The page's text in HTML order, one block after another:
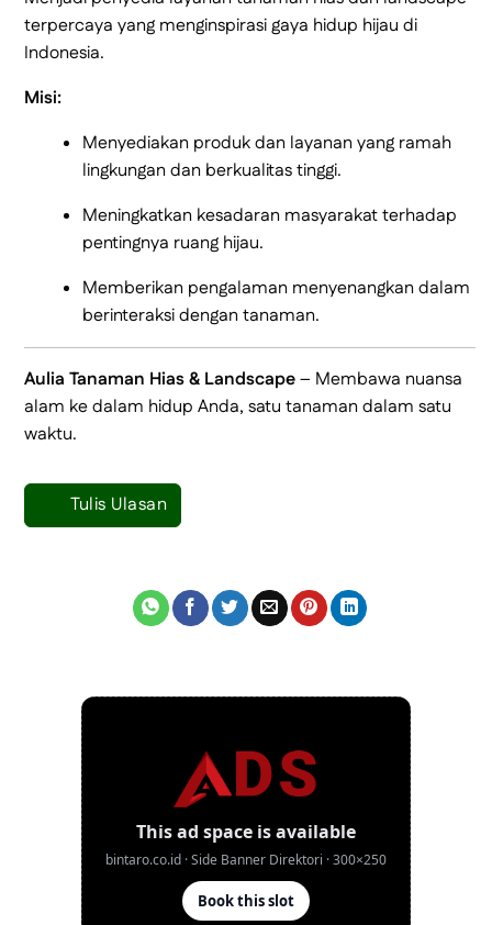
terpercaya yang menginspirasi gaya hidup hijau di
Indonesia.
Misi:
Menyediakan produk dan layanan yang ramah
lingkungan dan berkualitas tinggi.
Meningkatkan kesadaran masyarakat terhadap
pentingnya ruang hijau.
Memberikan pengalaman menyenangkan dalam
berinteraksi dengan tanaman.
Aulia Tanaman Hias & Landscape– Membawa nuansa
alam ke dalam hidup Anda, satu tanaman dalam satu
waktu.
Tulis Ulasan